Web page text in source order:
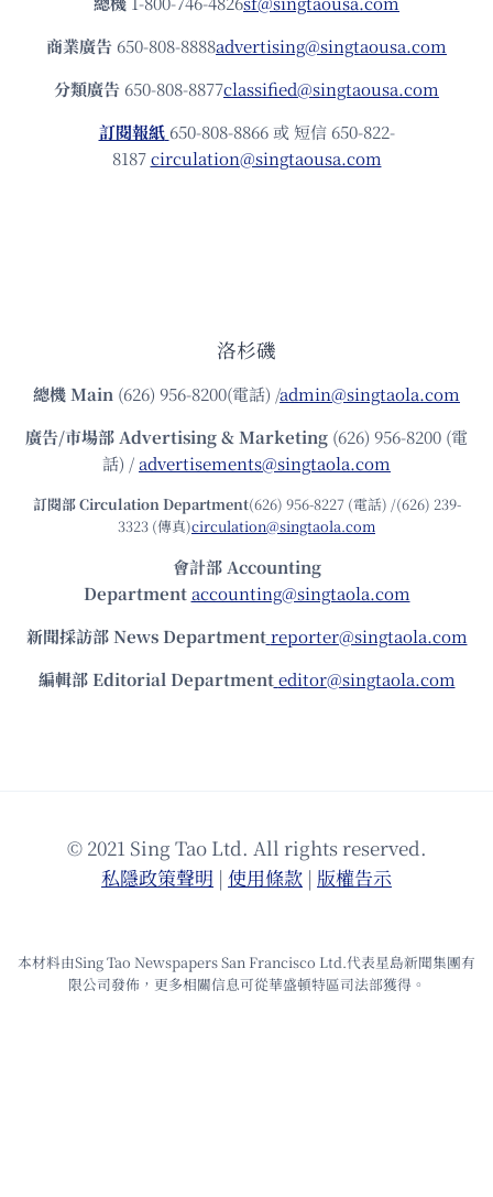
商業廣告 650-808-8888advertising@singtaousa.com
分類廣告 650-808-8877classified@singtaousa.com
訂閱報紙 650-808-8866 或 短信 650-822-
8187circulation@singtaousa.com
洛杉磯
總機Main (626) 956-8200(電話) /admin@singtaola.com
廣告/市場部Advertising & Marketing (626) 956-8200 (電
話) /advertisements@singtaola.com
訂閱部 Circulation Department(626) 956-8227 (電話) /(626) 239-
3323 (傳真)circulation@singtaola.com
會計部 Accounting
Department accounting@singtaola.com
新聞採訪部 News Department reporter@singtaola.com
編輯部 Editorial Department editor@singtaola.com
© 2021 Sing Tao Ltd. All rights reserved.
私隱政策聲明 | 使⽤條款 | 版權告⽰
本材料由Sing Tao Newspapers San Francisco Ltd.代表星島新聞集團有
限公司發佈，更多相關信息可從華盛頓特區司法部獲得。